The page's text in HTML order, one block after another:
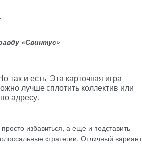
«Свинтус»
так и есть. Эта карточная игра
лучше сплотить коллектив или
адресу.
избавиться, а еще и подставить
стратегии. Отличный вариант